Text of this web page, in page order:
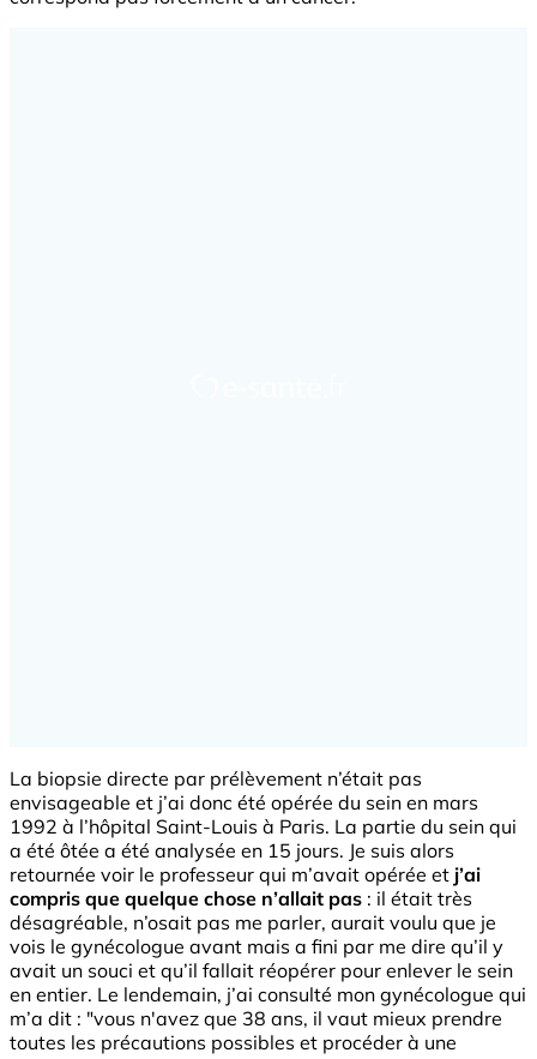
La biopsie directe par prélèvement n’était pas
envisageable et j’ai donc été opérée du sein en mars
1992 à l’hôpital Saint-Louis à Paris. La partie du sein qui
a été ôtée a été analysée en 15 jours. Je suis alors
retournée voir le professeur qui m’avait opérée et j’ai
compris que quelque chose n’allait pas : il était très
désagréable, n’osait pas me parler, aurait voulu que je
vois le gynécologue avant mais a fini par me dire qu’il y
avait un souci et qu’il fallait réopérer pour enlever le sein
en entier. Le lendemain, j’ai consulté mon gynécologue qui
m’a dit : "vous n'avez que 38 ans, il vaut mieux prendre
toutes les précautions possibles et procéder à une